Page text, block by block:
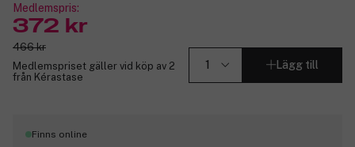
Medlemspris:
372 kr
466 kr
Medlemspriset gäller vid köp av 2
från Kérastase
Lägg till
Finns online